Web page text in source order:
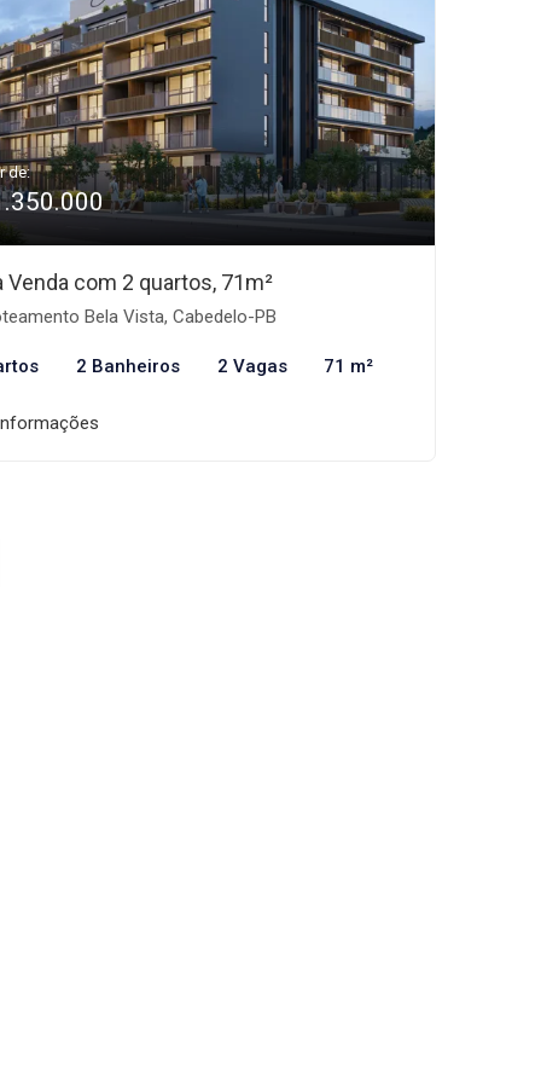
de:
Venda com 2 quartos, 71m²
Bela Vista, Cabedelo-PB
2 Banheiros 2 Vagas 71 m²